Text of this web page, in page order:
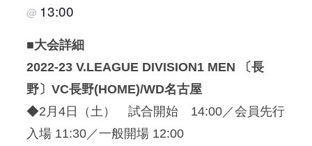
@ 13:00
■大会詳細
2022-23 V.LEAGUE DIVISION1 MEN 〔長
野〕VC長野(HOME)/WD名古屋
◆2月4日（土） 試合開始 14:00／会員先行
入場 11:30／一般開場 12:00